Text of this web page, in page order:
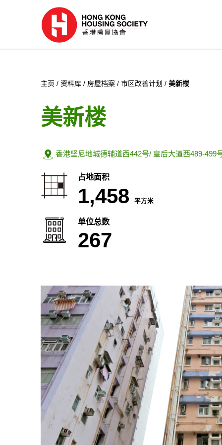
主页 资料库 房屋档案 市区改善计划 美新楼
美新楼
地址:
香港坚尼地城德辅道西442号/ 皇后大道西489-499
占地面积
1,458 平方米
单位总数
267
美新楼